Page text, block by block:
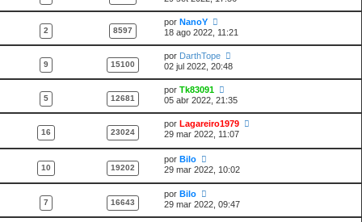
2 8597
por NanoY
18 ago 2022, 11:21
9 15100
por DarthTope
02 jul 2022, 20:48
5 12681
por Tk83091
05 abr 2022, 21:35
16 23024
por Lagareiro1979
29 mar 2022, 11:07
10 19202
por Bilo
29 mar 2022, 10:02
7 16643
por Bilo
29 mar 2022, 09:47